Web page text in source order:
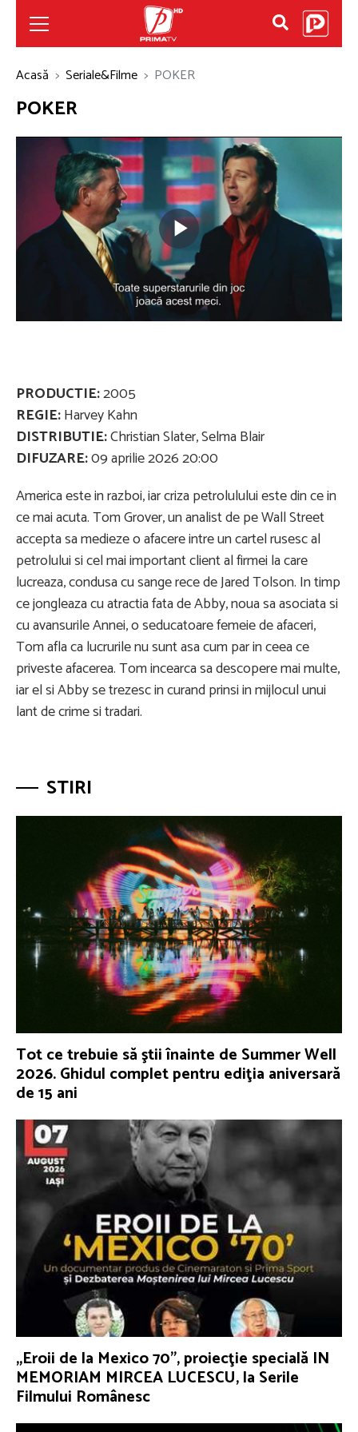
Acasă Seriale&Filme POKER
POKER
Play
Video
PRODUCTIE:2005
REGIE:Harvey Kahn
DISTRIBUTIE:Christian Slater, Selma Blair
DIFUZARE:09 aprilie 2026 20:00
America este in razboi, iar criza petrolulului este din ce in
ce mai acuta. Tom Grover, un analist de pe Wall Street
accepta sa medieze o afacere intre un cartel rusesc al
petrolului si cel mai important client al firmei la care
lucreaza, condusa cu sange rece de Jared Tolson. In timp
ce jongleaza cu atractia fata de Abby, noua sa asociata si
cu avansurile Annei, o seducatoare femeie de afaceri,
Tom afla ca lucrurile nu sunt asa cum par in ceea ce
priveste afacerea. Tom incearca sa descopere mai multe,
iar el si Abby se trezesc in curand prinsi in mijlocul unui
lant de crime si tradari.
STIRI
Tot ce trebuie să ştii înainte de Summer Well
2026. Ghidul complet pentru ediţia aniversară
de 15 ani
„Eroii de la Mexico 70”, proiecţie specială IN
MEMORIAM MIRCEA LUCESCU, la Serile
Filmului Românesc